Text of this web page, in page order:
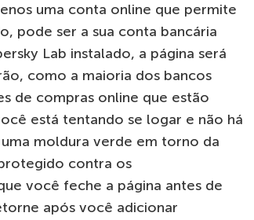
uma conta online que permite
pode ser a sua conta bancária
Lab instalado, a página será
como a maioria dos bancos
de compras online que estão
está tentando se logar e não há
moldura verde em torno da
contra os
você feche a página antes de
após você adicionar